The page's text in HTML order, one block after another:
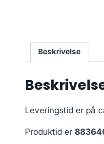
Beskrivelse
Leveringstid er på
Produktid er